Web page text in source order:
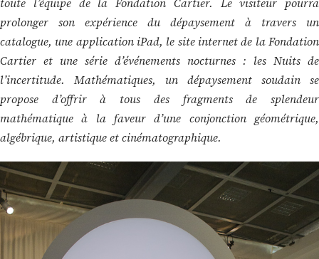
prolonger son expérience du dépaysement à travers un
catalogue, une application iPad, le site internet de la Fondation
Cartier et une série d’événements nocturnes : les Nuits de
l’incertitude. Mathématiques, un dépaysement soudain se
propose d’offrir à tous des fragments de splendeur
mathématique à la faveur d’une conjonction géométrique,
algébrique, artistique et cinématographique.